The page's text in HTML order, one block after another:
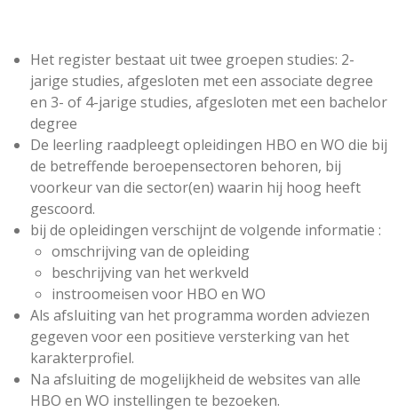
Het register bestaat uit twee groepen studies: 2-
jarige studies, afgesloten met een associate degree
en 3- of 4-jarige studies, afgesloten met een bachelor
degree
De leerling raadpleegt opleidingen HBO en WO die bij
de betreffende beroepensectoren behoren, bij
voorkeur van die sector(en) waarin hij hoog heeft
gescoord.
bij de opleidingen verschijnt de volgende informatie :
omschrijving van de opleiding
beschrijving van het werkveld
instroomeisen voor HBO en WO
Als afsluiting van het programma worden adviezen
gegeven voor een positieve versterking van het
karakterprofiel.
Na afsluiting de mogelijkheid de websites van alle
HBO en WO instellingen te bezoeken.